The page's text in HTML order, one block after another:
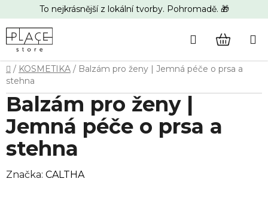
na
obsah
To nejkrásnější z lokální tvorby. Pohromadě. 🎁
Hledat
KOŠÍK
Domů
/ KOSMETIKA / Balzám pro ženy | Jemná péče o prsa a
stehna
Balzám pro ženy |
Jemná péče o prsa a
stehna
Značka: CALTHA